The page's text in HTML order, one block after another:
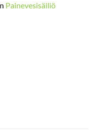
Painevesisäiliö